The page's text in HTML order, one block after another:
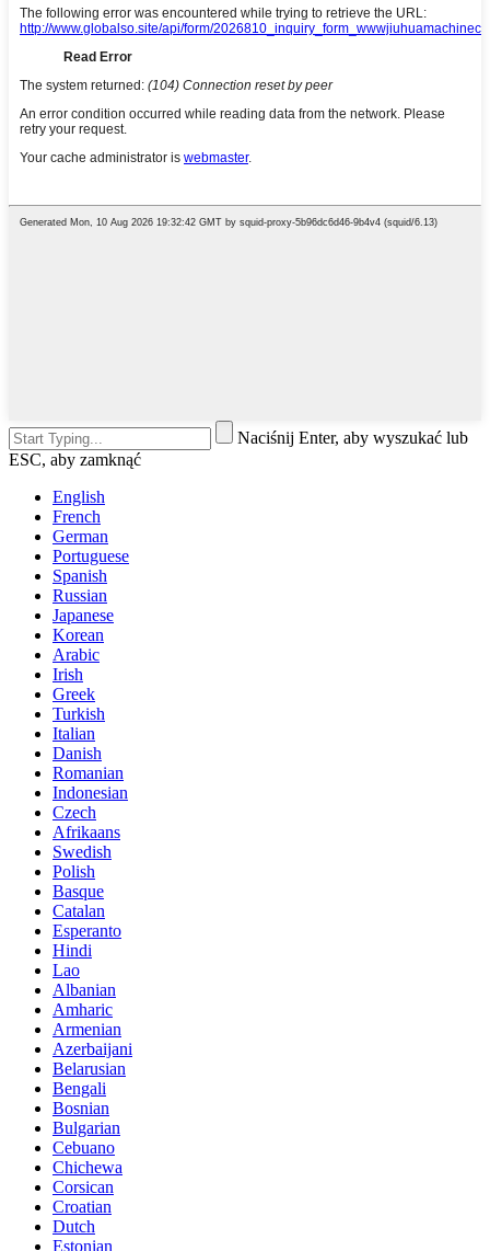
Naciśnij Enter, aby wyszukać lub
ESC, aby zamknąć
English
French
German
Portuguese
Spanish
Russian
Japanese
Korean
Arabic
Irish
Greek
Turkish
Italian
Danish
Romanian
Indonesian
Czech
Afrikaans
Swedish
Polish
Basque
Catalan
Esperanto
Hindi
Lao
Albanian
Amharic
Armenian
Azerbaijani
Belarusian
Bengali
Bosnian
Bulgarian
Cebuano
Chichewa
Corsican
Croatian
Dutch
Estonian